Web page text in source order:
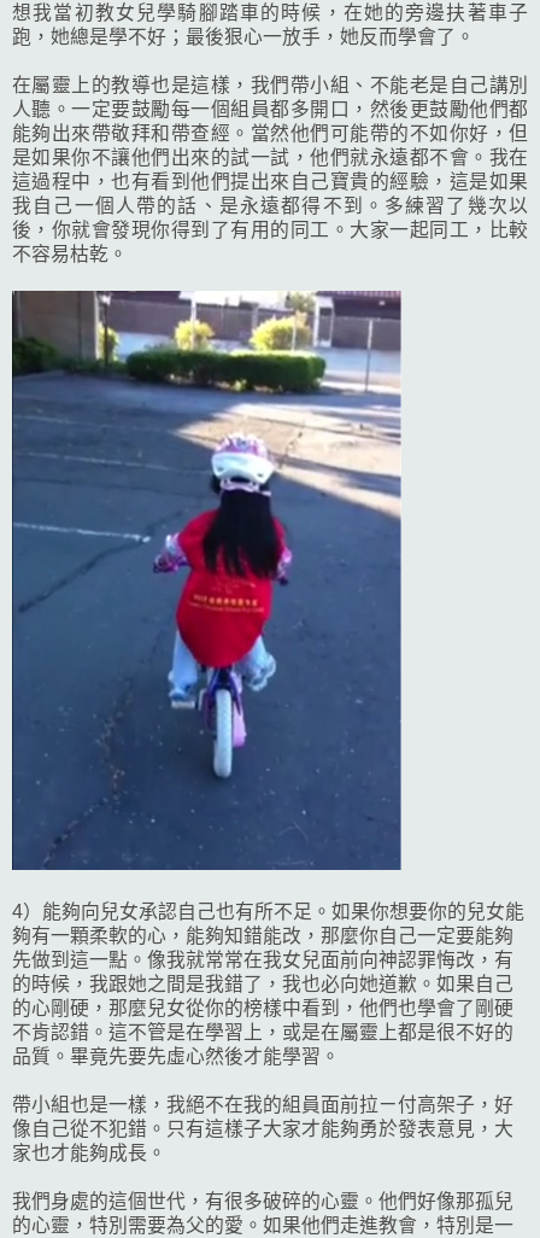
想我當初教女兒學騎腳踏車的時候，在她的旁邊扶著車子
跑，她總是學不好；最後狠心一放手，她反而學會了。
在屬靈上的教導也是這樣，我們帶小組、不能老是自己講別
人聽。一定要鼓勵每一個組員都多開口，然後更鼓勵他們都
能夠出來帶敬拜和帶查經。當然他們可能帶的不如你好，但
是如果你不讓他們出來的試一試，他們就永遠都不會。我在
這過程中，也有看到他們提出來自己寶貴的經驗，這是如果
我自己一個人帶的話、是永遠都得不到。多練習了幾次以
後，你就會發現你得到了有用的同工。大家一起同工，比較
不容易枯乾。
4）能夠向兒女承認自己也有所不足。如果你想要你的兒女能
夠有一顆柔軟的心，能夠知錯能改，那麼你自己一定要能夠
先做到這一點。像我就常常在我女兒面前向神認罪悔改，有
的時候，我跟她之間是我錯了，我也必向她道歉。如果自己
的心剛硬，那麼兒女從你的榜樣中看到，他們也學會了剛硬
不肯認錯。這不管是在學習上，或是在屬靈上都是很不好的
品質。畢竟先要先虛心然後才能學習。
帶小組也是一樣，我絕不在我的組員面前拉ㄧ付高架子，好
像自己從不犯錯。只有這樣子大家才能夠勇於發表意見，大
家也才能夠成長。
我們身處的這個世代，有很多破碎的心靈。他們好像那孤兒
的心靈，特別需要為父的愛。如果他們走進教會，特別是一